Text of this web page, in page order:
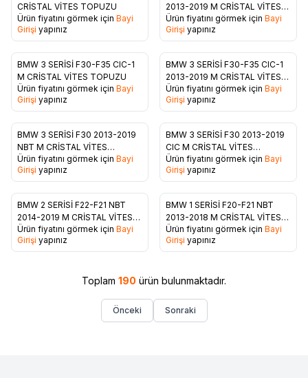
Favorilere Ekle
CRİSTAL VİTES TOPUZU
Ürün fiyatını görmek için Bayi
Girişi yapınız
Favorilere Ekle
2013-2019 M CRİSTAL VİTES
TOPUZU
Ürün fiyatını görmek için Bayi
Girişi yapınız
Favorilere Ekle
BMW 3 SERİSİ F30-F35 CIC-1
M CRİSTAL VİTES TOPUZU
Ürün fiyatını görmek için Bayi
Girişi yapınız
Favorilere Ekle
BMW 3 SERİSİ F30-F35 CIC-1
2013-2019 M CRİSTAL VİTES
TOPUZU
Ürün fiyatını görmek için Bayi
Girişi yapınız
Favorilere Ekle
BMW 3 SERİSİ F30 2013-2019
NBT M CRİSTAL VİTES
TOPUZU
Ürün fiyatını görmek için Bayi
Girişi yapınız
Favorilere Ekle
BMW 3 SERİSİ F30 2013-2019
CIC M CRİSTAL VİTES
TOPUZU
Ürün fiyatını görmek için Bayi
Girişi yapınız
Favorilere Ekle
BMW 2 SERİSİ F22-F21 NBT
2014-2019 M CRİSTAL VİTES
TOPUZU
Ürün fiyatını görmek için Bayi
Girişi yapınız
Favorilere Ekle
BMW 1 SERİSİ F20-F21 NBT
2013-2018 M CRİSTAL VİTES
TOPUZU
Ürün fiyatını görmek için Bayi
Girişi yapınız
Toplam 190 ürün bulunmaktadır.
Önceki Sonraki